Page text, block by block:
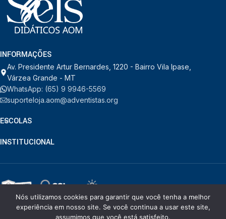
INFORMAÇÕES
Av. Presidente Artur Bernardes, 1220 - Bairro Vila Ipase,
Várzea Grande - MT
WhatsApp: (65) 9 9946-5569
suporteloja.aom@adventistas.org
ESCOLAS
INSTITUCIONAL
© RDORVAL - Soluções em Tecnologia.2026
. Todos os direitos
reservados.
Nós utilizamos cookies para garantir que você tenha a melhor
experiência em nosso site. Se você continua a usar este site,
assumimos que você está satisfeito.